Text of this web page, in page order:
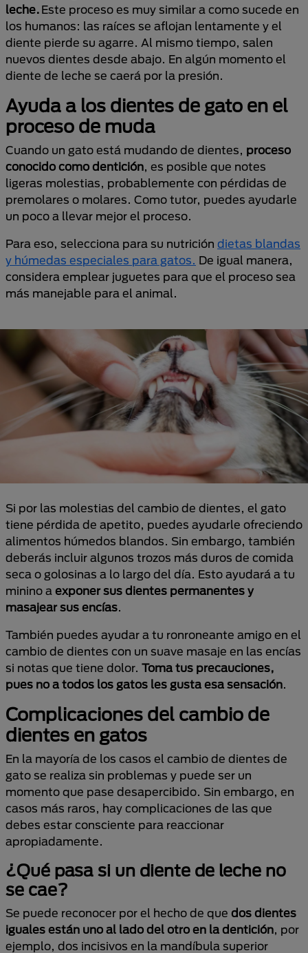
leche. Este proceso es muy similar a como sucede en
los humanos: las raíces se aflojan lentamente y el
diente pierde su agarre. Al mismo tiempo, salen
nuevos dientes desde abajo. En algún momento el
diente de leche se caerá por la presión.
Ayuda a los dientes de gato en el
proceso de muda
Cuando un gato está mudando de dientes, proceso
conocido como dentición, es posible que notes
ligeras molestias, probablemente con pérdidas de
premolares o molares. Como tutor, puedes ayudarle
un poco a llevar mejor el proceso.
Para eso, selecciona para su nutrición dietas blandas
y húmedas especiales para gatos. De igual manera,
considera emplear juguetes para que el proceso sea
más manejable para el animal.
Si por las molestias del cambio de dientes, el gato
tiene pérdida de apetito, puedes ayudarle ofreciendo
alimentos húmedos blandos. Sin embargo, también
deberás incluir algunos trozos más duros de comida
seca o golosinas a lo largo del día. Esto ayudará a tu
minino a exponer sus dientes permanentes y
masajear sus encías.
También puedes ayudar a tu ronroneante amigo en el
cambio de dientes con un suave masaje en las encías
si notas que tiene dolor. Toma tus precauciones,
pues no a todos los gatos les gusta esa sensación.
Complicaciones del cambio de
dientes en gatos
En la mayoría de los casos el cambio de dientes de
gato se realiza sin problemas y puede ser un
momento que pase desapercibido. Sin embargo, en
casos más raros, hay complicaciones de las que
debes estar consciente para reaccionar
apropiadamente.
¿Qué pasa si un diente de leche no
se cae?
Se puede reconocer por el hecho de que dos dientes
iguales están uno al lado del otro en la dentición, por
ejemplo, dos incisivos en la mandíbula superior